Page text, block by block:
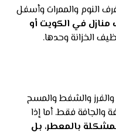
النوم والممرات وأسفل
في الكويت أو
الخزانة وحدها.
والفرز والشفط والمسح
والجافة فقط. أما إذا
بالمعطر، بل